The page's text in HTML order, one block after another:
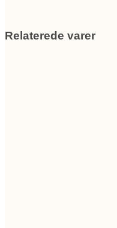
Relaterede varer